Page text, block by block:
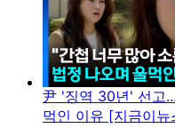
尹 '징역 30년' 선고
먹인 이유 [지금이뉴